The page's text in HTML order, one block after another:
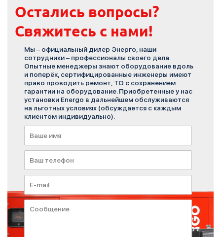
Остались вопросы?
Свяжитесь с нами!
Мы – официальный дилер Энерго, наши
сотрудники – профессионалы своего дела.
Опытные менеджеры знают оборудование вдоль
и поперёк, сертифицированные инженеры имеют
право проводить ремонт, ТО с сохранением
гарантии на оборудование. Приобретенные у нас
установки Energo в дальнейшем обслуживаются
на льготных условиях (обсуждается с каждым
клиентом индивидуально).